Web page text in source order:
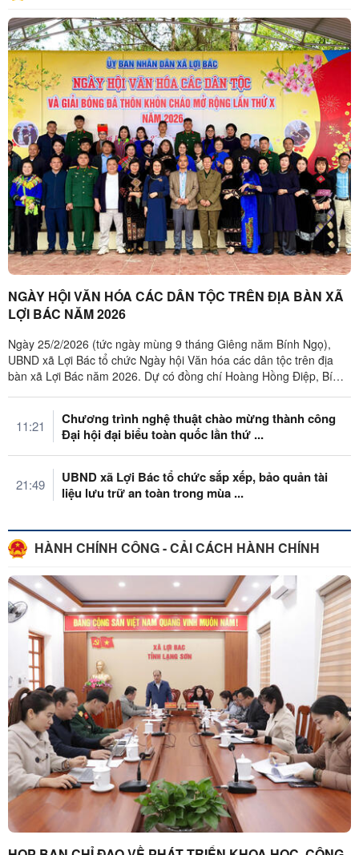
NGÀY HỘI VĂN HÓA CÁC DÂN TỘC TRÊN ĐỊA BÀN XÃ
LỢI BÁC NĂM 2026
Ngày 25/2/2026 (tức ngày mùng 9 tháng Giêng năm Bính Ngọ),
UBND xã Lợi Bác tổ chức Ngày hội Văn hóa các dân tộc trên địa
bàn xã Lợi Bác năm 2026. Dự có đồng chí Hoàng Hồng Điệp, Bí
11:21
Chương trình nghệ thuật chào mừng thành công
Đại hội đại biểu toàn quốc lần thứ ...
21:49
UBND xã Lợi Bác tổ chức sắp xếp, bảo quản tài
liệu lưu trữ an toàn trong mùa ...
HÀNH CHÍNH CÔNG - CẢI CÁCH HÀNH CHÍNH